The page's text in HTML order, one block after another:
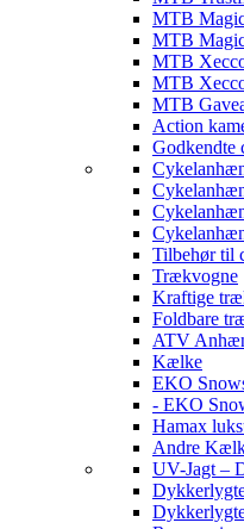
MTB
MTB
MTB
MTB
MTB
Action
Godkendte
Tilbehør til
Trækvogne
Kraftige
Foldbare
ATV
Kælke
EKO
- EKO
Hamax
Andre
UV-Jagt –